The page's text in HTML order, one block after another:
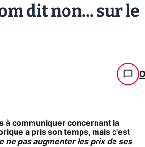
dit non... sur le
0
à communiquer concernant la
a pris son temps, mais c'est
ne pas augmenter les prix de ses